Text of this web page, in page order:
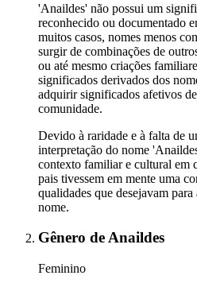
'Anaildes' não possui um
reconhecido ou documentado
muitos casos, nomes menos
surgir de combinações de
ou até mesmo criações
significados derivados dos
adquirir significados afetivos
comunidade.
Devido à raridade e à falta de
interpretação do nome
contexto familiar e cultural em
pais tivessem em mente uma
qualidades que desejavam
nome.
Gênero de Anaildes
Feminino